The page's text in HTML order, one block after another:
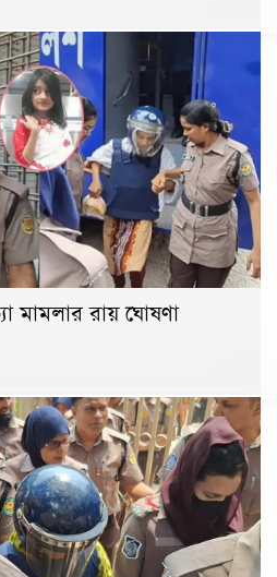
মামলার রায় ঘোষণা